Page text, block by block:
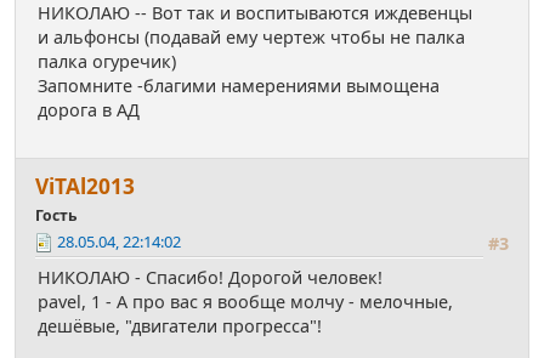
НИКОЛАЮ -- Вот так и воспитываются иждевенцы
и альфонсы (подавай ему чертеж чтобы не палка
палка огуречик)
Запомните -благими намерениями вымощена
дорога в АД
ViТАl2013
Гость
#3
28.05.04, 22:14:02
НИКОЛАЮ - Спасибо! Дорогой человек!
pavel, 1 - А про вас я вообще молчу - мелочные,
дешёвые, "двигатели прогресса"!